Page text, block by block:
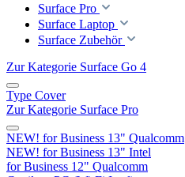
Surface Pro
Surface Laptop
Surface Zubehör
Zur Kategorie Surface Go 4
Type Cover
Zur Kategorie Surface Pro
NEW! for Business 13" Qualcomm
NEW! for Business 13" Intel
for Business 12" Qualcomm